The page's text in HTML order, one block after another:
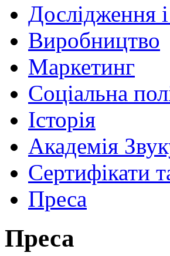
Дослідження
Виробництво
Маркетинг
Соціальна
Історія
Академія
Сертифікати
Преса
Преса